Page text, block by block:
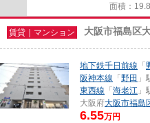
面積：
賃貸｜マンション 大阪市福島区
地下鉄千日前線 「
阪神本線 「 野田 」
東西線 「 海老江 」
大阪府大阪市福島
6.55万円